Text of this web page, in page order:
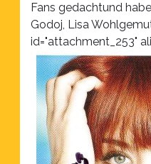
Fans gedachtund
Godoj, Lisa
id="attachment_253"